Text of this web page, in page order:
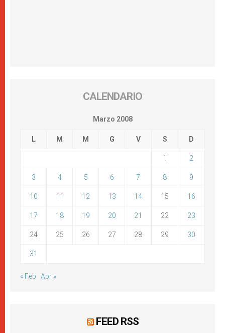
CALENDARIO
Marzo 2008
L M M G V S D
1 2
3 4 5 6 7 8 9
10 11 12 13 14 15 16
17 18 19 20 21 22 23
24 25 26 27 28 29 30
31
« Feb Apr »
FEED RSS